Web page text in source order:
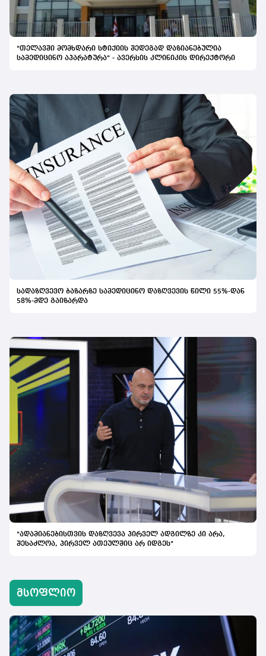
წარმომადგენელმა.
"თელავში მომხდარი სტიქიის შედეგად დაზიანებულია
სამედიცინო აპარატურა" - ავერსის კლინიკის დირექტორი
სადაზღვევო ბაზარზე სამედიცინო დაზღვევის წილი 55%-დან
58%-მდე გაიზარდა
"ადამიანებისთვის დაზღვევა პირველ ადგილზე კი არა,
შესაძლოა, პირველ ათეულშიც არ იდგეს"
მსოფლიო